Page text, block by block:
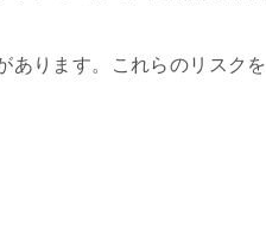
あります。これらのリスクを